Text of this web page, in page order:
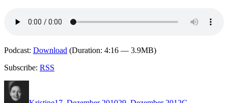
Podcast: Download (Duration: 4:16 — 3.9MB)
Subscribe: RSS